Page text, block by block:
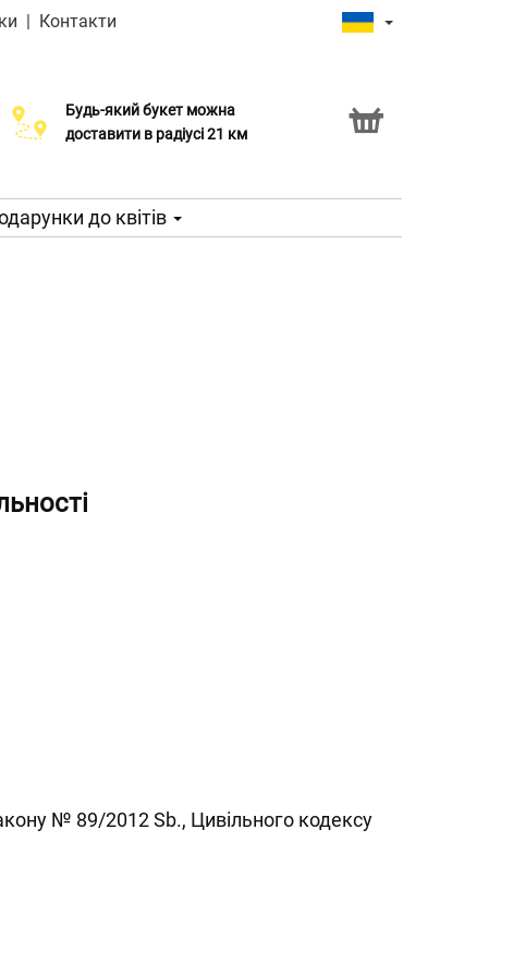
| Контакти
Будь-який букет можна
доставити в радіусі 21 км
Послуга Click & Collect
до квітів
№ 89/2012 Sb., Цивільного кодексу